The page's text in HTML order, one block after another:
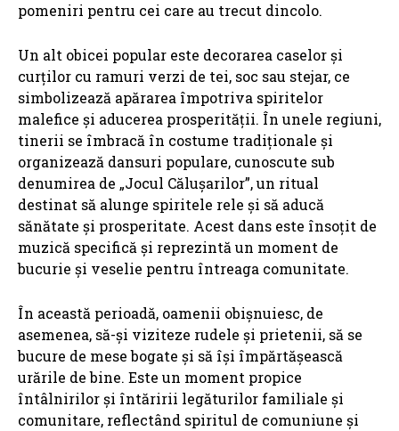
pomeniri pentru cei care au trecut dincolo.
Un alt obicei popular este decorarea caselor și
curților cu ramuri verzi de tei, soc sau stejar, ce
simbolizează apărarea împotriva spiritelor
malefice și aducerea prosperității. În unele regiuni,
tinerii se îmbracă în costume tradiționale și
organizează dansuri populare, cunoscute sub
denumirea de „Jocul Călușarilor”, un ritual
destinat să alunge spiritele rele și să aducă
sănătate și prosperitate. Acest dans este însoțit de
muzică specifică și reprezintă un moment de
bucurie și veselie pentru întreaga comunitate.
În această perioadă, oamenii obișnuiesc, de
asemenea, să-și viziteze rudele și prietenii, să se
bucure de mese bogate și să își împărtășească
urările de bine. Este un moment propice
întâlnirilor și întăririi legăturilor familiale și
comunitare, reflectând spiritul de comuniune și